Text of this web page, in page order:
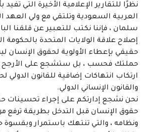
نظرًا للتقارير الإعلامية الأخيرة التي
العربية السعودية وتلتقي مع ولي العهد
سلمان ، فإننا نكتب للتعبير عن قلقنا
إصلاح علاقة الولايات المتحدة بالحكومة
حقيقي بإعطاء الأولوية لحقوق الإنسان
حملتك فحسب ، بل ستشجع على الأرجح
ارتكاب انتهاكات إضافية للقانون الدولي
والقانون الإنساني الدولي.
نحن نشجع إدارتكم على إجراء تحسينات
حقوق الإنسان قبل التدخل بطريقة ترفع
ونظامه ، والتي تنتهك باستمرار